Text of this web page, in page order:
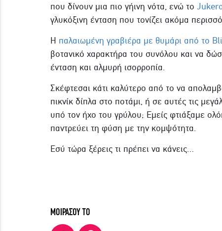
που δίνουν μια πιο γήινη νότα, ενώ το
γλυκόξινη ένταση που τονίζει ακόμα
Η παλαιωμένη γραβιέρα με θυμάρι από το
βοτανικό χαρακτήρα του συνόλου και να
ένταση και αλμυρή ισορροπία.
Σκέφτεσαι κάτι καλύτερο από το να
πικνίκ δίπλα στο ποτάμι, ή σε αυτές τις
υπό τον ήχο του γρύλου; Εμείς φτιάξαμε
παντρεύει τη φύση με την κομψότητα.
Εσύ τώρα ξέρεις τι πρέπει να κάνεις…
ΜΟΙΡΑΣΟΥ ΤΟ